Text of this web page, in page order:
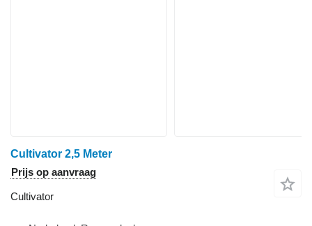
Cultivator 2,5 Meter
Prijs op aanvraag
Cultivator